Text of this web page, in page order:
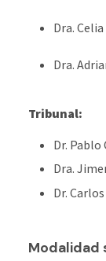
Dra.
Dra.
Tribunal:
Dr.
Dra.
Dr. Carlos
Modalidad